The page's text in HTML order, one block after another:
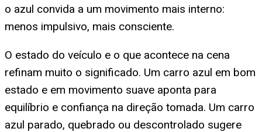
o azul convida a um movimento mais interno:
menos impulsivo, mais consciente.
O estado do veículo e o que acontece na cena
refinam muito o significado. Um carro azul em bom
estado e em movimento suave aponta para
equilíbrio e confiança na direção tomada. Um carro
azul parado, quebrado ou descontrolado sugere